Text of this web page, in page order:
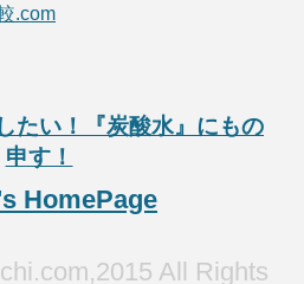
.com
たい！『炭酸水』にもの
申す！
HomePage
All Rights